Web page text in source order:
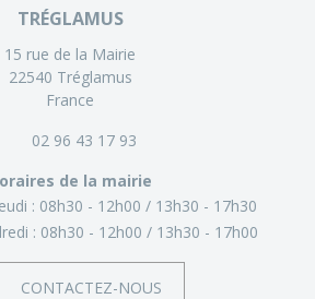
TRÉGLAMUS
15 rue de la Mairie
22540 Tréglamus
France
02 96 43 17 93
de la mairie
: 08h30 - 12h00
13h30 - 17h30
: 08h30 - 12h00 13h30 - 17h00
CONTACTEZ-NOUS